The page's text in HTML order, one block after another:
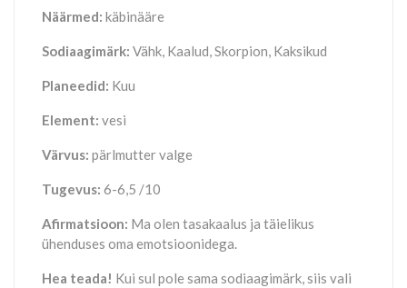
Näärmed: käbinääre
Sodiaagimärk: Vähk, Kaalud, Skorpion, Kaksikud
Planeedid: Kuu
Element: vesi
Värvus: pärlmutter valge
Tugevus: 6-6,5 /10
Afirmatsioon: Ma olen tasakaalus ja täielikus
ühenduses oma emotsioonidega.
Hea teada! Kui sul pole sama sodiaagimärk, siis vali